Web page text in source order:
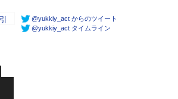
@yukkiy_act からのツイート
@yukkiy_act タイムライン